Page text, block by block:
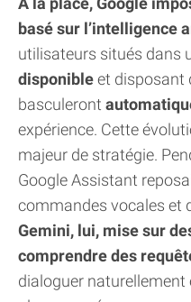
basé sur l’intelligence
utilisateurs situés dans
disponibleet disposant
basculeront
expérience. Cette
majeur de stratégie.
Google Assistant
commandes vocales et
Gemini, lui, mise sur
comprendre des
dialoguer naturellement